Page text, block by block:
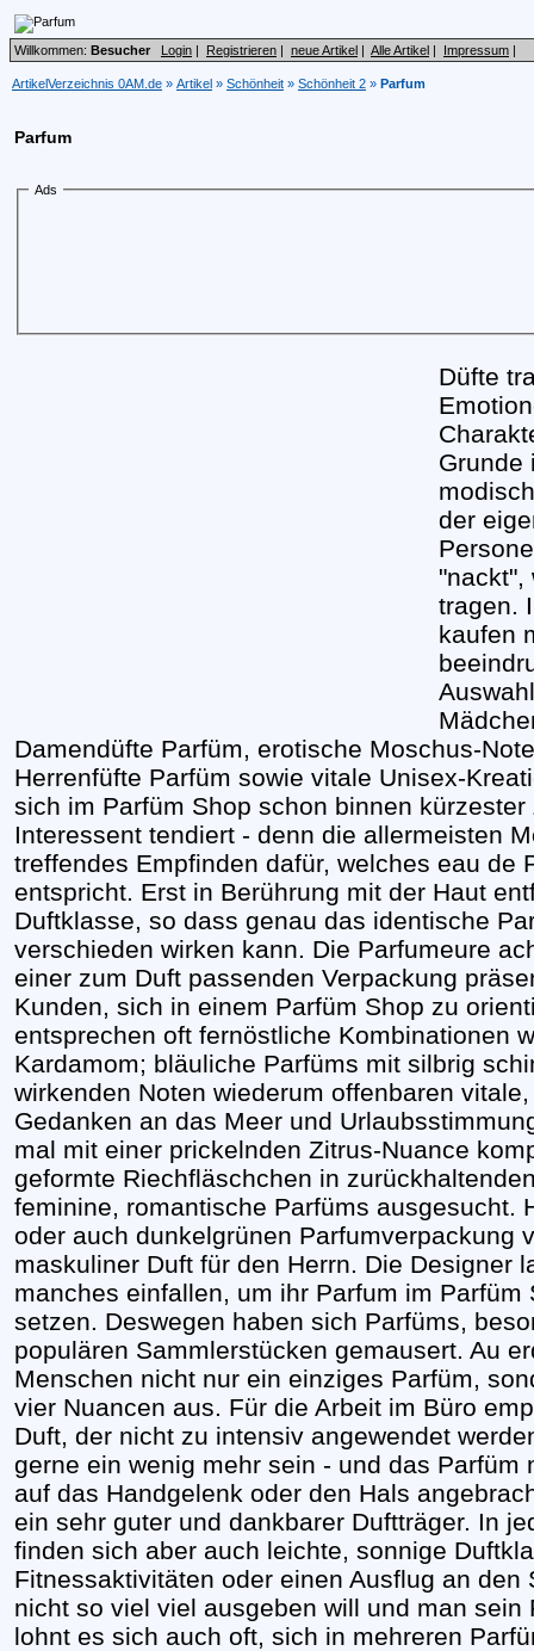
Willkommen: Besucher Login | Registrieren | neue Artikel | Alle Artikel | Impressum |
ArtikelVerzeichnis 0AM.de » Artikel » Schönheit » Schönheit 2 » Parfum
Parfum
Ads
Düfte
der
"nackt",
tragen.
kaufen
Damendüfte Parfüm, erotische Moschus-
Herrenfüfte Parfüm sowie vitale Unisex-
sich im Parfüm Shop schon binnen
Interessent tendiert - denn die allermeisten
treffendes Empfinden dafür, welches eau de
entspricht. Erst in Berührung mit der Haut
Duftklasse, so dass genau das identische
verschieden wirken kann. Die Parfumeure
einer zum Duft passenden Verpackung
Kunden, sich in einem Parfüm Shop zu
entsprechen oft fernöstliche Kombinationen
Kardamom; bläuliche Parfüms mit silbrig
wirkenden Noten wiederum offenbaren
Gedanken an das Meer und
mal mit einer prickelnden Zitrus-Nuance
geformte Riechfläschchen in
feminine, romantische Parfüms ausgesucht.
oder auch dunkelgrünen Parfumverpackung
maskuliner Duft für den Herrn. Die Designer
manches einfallen, um ihr Parfum im
setzen. Deswegen haben sich Parfüms,
populären Sammlerstücken gemausert. Au
Menschen nicht nur ein einziges Parfüm,
vier Nuancen aus. Für die Arbeit im Büro
Duft, der nicht zu intensiv angewendet
gerne ein wenig mehr sein - und das
auf das Handgelenk oder den Hals
ein sehr guter und dankbarer Duftträger. In
finden sich aber auch leichte, sonnige
Fitnessaktivitäten oder einen Ausflug an den
nicht so viel viel ausgeben will und man sein
lohnt es sich auch oft, sich in mehreren